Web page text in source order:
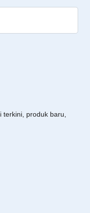
produk baru,